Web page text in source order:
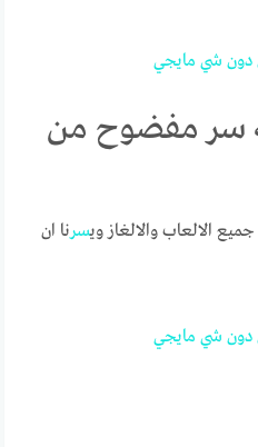
دون شي مايجي
سر مفضوح من
الالعاب والالغاز ويسرنا ان
دون شي مايجي